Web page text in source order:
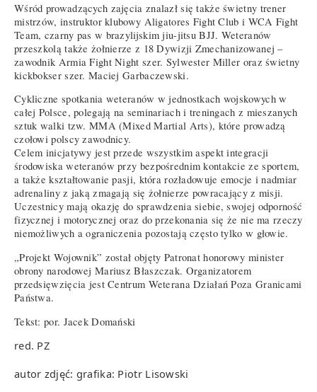
Wśród prowadzących zajęcia znalazł się także świetny trener
mistrzów, instruktor klubowy Aligatores Fight Club i WCA Fight
Team, czarny pas w brazylijskim jiu-jitsu BJJ. Weteranów
przeszkolą także żołnierze z 18 Dywizji Zmechanizowanej –
zawodnik Armia Fight Night szer. Sylwester Miller oraz świetny
kickbokser szer. Maciej Garbaczewski.
Cykliczne spotkania weteranów w jednostkach wojskowych w
całej Polsce, polegają na seminariach i treningach z mieszanych
sztuk walki tzw. MMA (Mixed Martial Arts), które prowadzą
czołowi polscy zawodnicy.
Celem inicjatywy jest przede wszystkim aspekt integracji
środowiska weteranów przy bezpośrednim kontakcie ze sportem,
a także kształtowanie pasji, która rozładowuje emocje i nadmiar
adrenaliny z jaką zmagają się żołnierze powracający z misji.
Uczestnicy mają okazję do sprawdzenia siebie, swojej odporność
fizycznej i motorycznej oraz do przekonania się że nie ma rzeczy
niemożliwych a ograniczenia pozostają często tylko w głowie.
„Projekt Wojownik” został objęty Patronat honorowy minister
obrony narodowej Mariusz Błaszczak. Organizatorem
przedsięwzięcia jest Centrum Weterana Działań Poza Granicami
Państwa.
Tekst: por. Jacek Domański
red. PZ
autor zdjęć: grafika: Piotr Lisowski